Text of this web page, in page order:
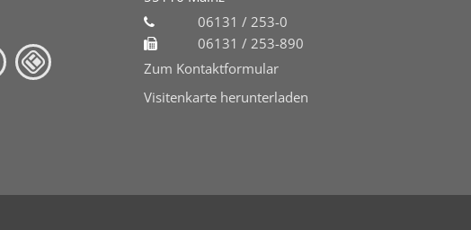
06131 / 253-0
06131 / 253-890
Zum Kontaktformular
Visitenkarte herunterladen